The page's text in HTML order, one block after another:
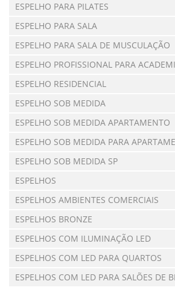
ESPELHO PARA PILATES
ESPELHO PARA SALA
ESPELHO PARA SALA DE MUSCULAÇÃO
ESPELHO PROFISSIONAL PARA
ESPELHO RESIDENCIAL
ESPELHO SOB MEDIDA
ESPELHO SOB MEDIDA APARTAMENTO
ESPELHO SOB MEDIDA PARA
ESPELHO SOB MEDIDA SP
ESPELHOS
ESPELHOS AMBIENTES COMERCIAIS
ESPELHOS BRONZE
ESPELHOS COM ILUMINAÇÃO LED
ESPELHOS COM LED PARA QUARTOS
ESPELHOS COM LED PARA SALÕES DE